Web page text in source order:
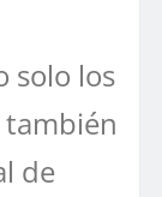
solo los
también
de